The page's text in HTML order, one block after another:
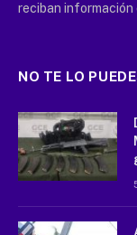
reciban información
NO TE LO